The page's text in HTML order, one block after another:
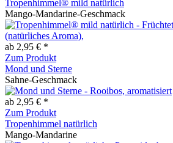
Tropenhimmel® mild natürlich
Mango-Mandarine-Geschmack
ab 2,95 € *
Zum Produkt
Mond und Sterne
Sahne-Geschmack
ab 2,95 € *
Zum Produkt
Tropenhimmel natürlich
Mango-Mandarine